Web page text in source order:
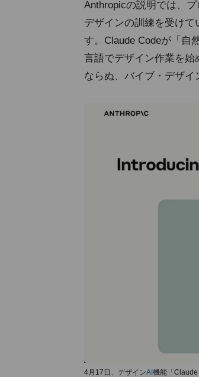
Anthropicの説明では、
デザインの訓練を受け
す。Claude Codeが「自
言語でデザイン作業を
ならぬ、バイブ・デザイ
4月17日、デザインAI 機能「